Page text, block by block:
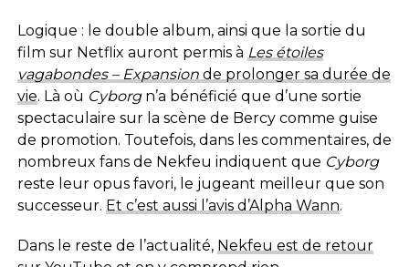
Logique : le double album, ainsi que la sortie du
film sur Netflix auront permis à Les étoiles
vagabondes – Expansion de prolonger sa durée de
vie. Là où Cyborg n’a bénéficié que d’une sortie
spectaculaire sur la scène de Bercy comme guise
de promotion. Toutefois, dans les commentaires, de
nombreux fans de Nekfeu indiquent que Cyborg
reste leur opus favori, le jugeant meilleur que son
successeur. Et c’est aussi l’avis d’Alpha Wann.
Dans le reste de l’actualité, Nekfeu est de retour